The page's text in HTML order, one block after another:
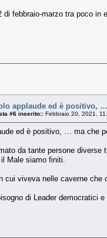
di febbraio-marzo tra poco in
applaude ed è positivo,
#6 inserito:: Febbraio 20, 2021,
ed è positivo, … ma che
da tante persone
Male siamo finiti.
cui viveva nelle caverne
di Leader democratici